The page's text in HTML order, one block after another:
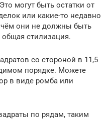
могут быть остатки от
или какие-то недавно
они не должны быть
стилизация.
со стороной в 11,5
порядке. Можете
в виде ромба или
по рядам, таким